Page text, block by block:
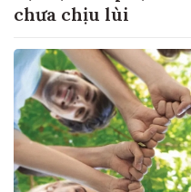
chưa chịu lùi